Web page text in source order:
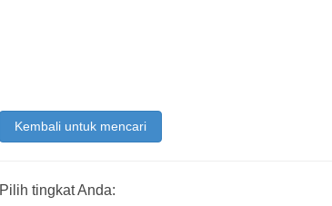
Kembali untuk mencari
Pilih tingkat Anda: